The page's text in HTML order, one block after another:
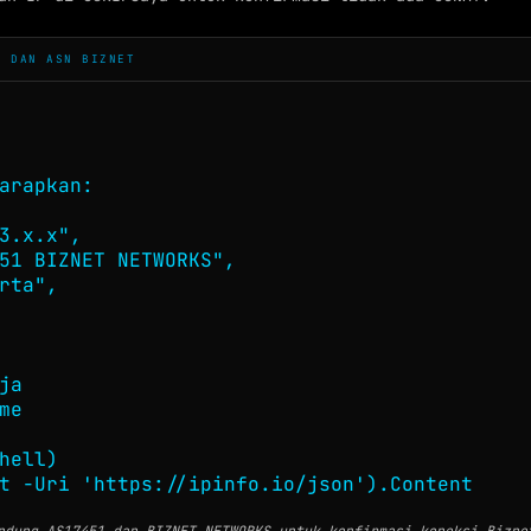
ASN BIZNET
NETWORKS",
-Uri 'https://ipinfo.io/json').Content